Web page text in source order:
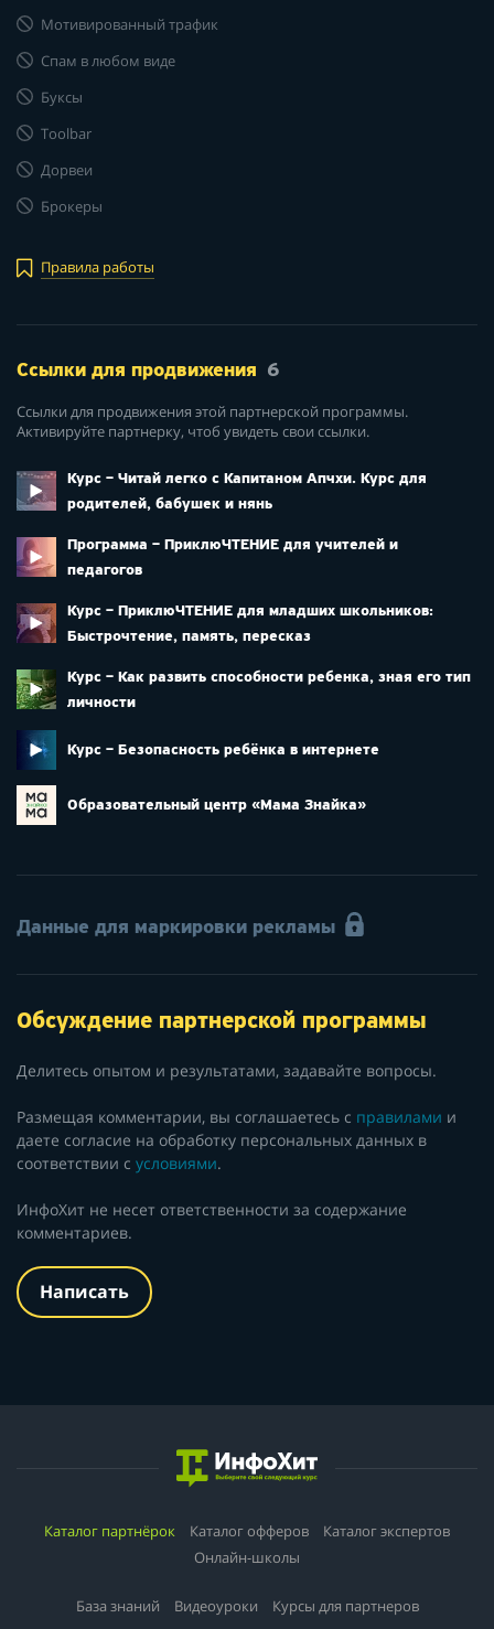
Мотивированный трафик
Спам в любом виде
Буксы
Toolbar
Дорвеи
Брокеры
Правила работы
Ссылки для продвижения 6
Ссылки для продвижения этой партнерской программы.
Активируйте партнерку, чтоб увидеть свои ссылки.
Курс – Читай легко с Капитаном Апчхи. Курс для
родителей, бабушек и нянь
Программа – ПриклюЧТЕНИЕ для учителей и
педагогов
Курс – ПриклюЧТЕНИЕ для младших школьников:
Быстрочтение, память, пересказ
Курс – Как развить способности ребенка, зная его тип
личности
Курс – Безопасность ребёнка в интернете
Образовательный центр «Мама Знайка»
Данные для маркировки рекламы
Обсуждение партнерской программы
Делитесь опытом и результатами, задавайте вопросы.
Размещая комментарии, вы соглашаетесь с правилами и
даете согласие на обработку персональных данных в
соответствии с условиями.
ИнфоХит не несет ответственности за содержание
комментариев.
Написать
Каталог партнёрок Каталог офферов
Каталог экспертов
Онлайн-школы
База знаний Видеоуроки Курсы для партнеров